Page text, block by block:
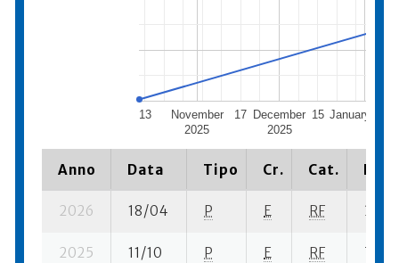
November
2025
December
2025
January 2026
13 17 15
Anno Data Tipo Cr. Cat.
2026 18/04 P E RF 3 su-
2025 11/10 P E RF 7 se-